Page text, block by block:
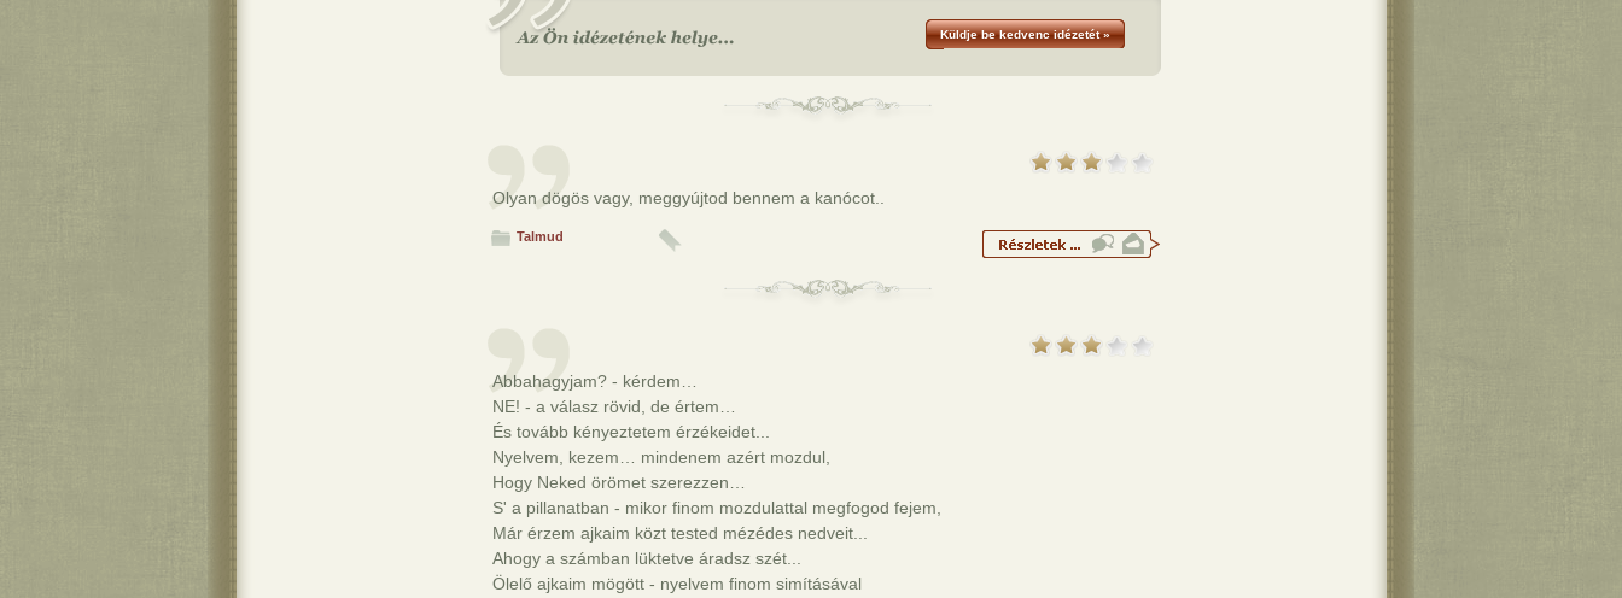
Küldje be kedvenc idézetét »
Olyan dögös vagy, meggyújtod bennem a kanócot..
Talmud
Abbahagyjam? - kérdem…
NE! - a válasz rövid, de értem…
És tovább kényeztetem érzékeidet...
Nyelvem, kezem… mindenem azért mozdul,
Hogy Neked örömet szerezzen…
S' a pillanatban - mikor finom mozdulattal megfogod fejem,
Már érzem ajkaim közt tested mézédes nedveit...
Ahogy a számban lüktetve áradsz szét...
Ölelő ajkaim mögött - nyelvem finom simításával